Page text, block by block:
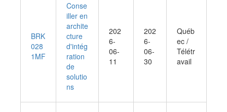
BRK
028
1MF
Conse
iller en
archite
cture
d'intég
ration
de
solutio
ns
202
6-
06-
11
202
6-
06-
30
Québ
ec /
Télétr
avail